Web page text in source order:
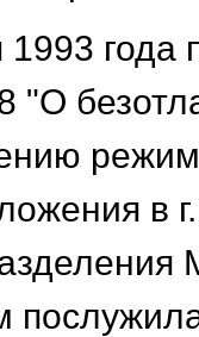
1993 года
"О
в